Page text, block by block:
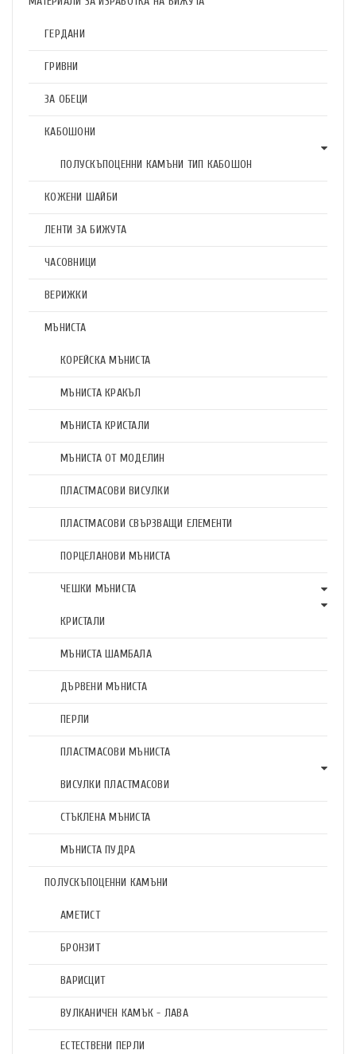
ГЕРДАНИ
ГРИВНИ
ЗА ОБЕЦИ
КАБОШОНИ
ПОЛУСКЪПОЦЕННИ КАМЪНИ ТИП КАБОШОН
КОЖЕНИ ШАЙБИ
ЛЕНТИ ЗА БИЖУТА
ЧАСОВНИЦИ
ВЕРИЖКИ
МЪНИСТА
КОРЕЙСКА МЪНИСТА
МЪНИСТА КРАКЪЛ
МЪНИСТА КРИСТАЛИ
МЪНИСТА ОТ МОДЕЛИН
ПЛАСТМАСОВИ ВИСУЛКИ
ПЛАСТМАСОВИ СВЪРЗВАЩИ ЕЛЕМЕНТИ
ПОРЦЕЛАНОВИ МЪНИСТА
ЧЕШКИ МЪНИСТА
КРИСТАЛИ
МЪНИСТА ШАМБАЛА
ДЪРВЕНИ МЪНИСТА
ПЕРЛИ
ПЛАСТМАСОВИ МЪНИСТА
ВИСУЛКИ ПЛАСТМАСОВИ
СТЪКЛЕНА МЪНИСТА
МЪНИСТА ПУДРА
ПОЛУСКЪПОЦЕННИ КАМЪНИ
АМЕТИСТ
БРОНЗИТ
ВАРИСЦИТ
ВУЛКАНИЧЕН КАМЪК - ЛАВА
ЕСТЕСТВЕНИ ПЕРЛИ